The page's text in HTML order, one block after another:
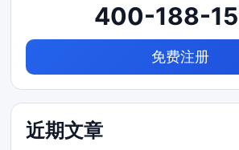
400-188-
免费注册
近期文章